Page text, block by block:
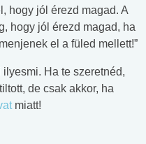
hogy jól érezd magad. A
hogy jól érezd magad, ha
el a füled mellett!”
Ha te szeretnéd,
de csak akkor, ha
miatt!